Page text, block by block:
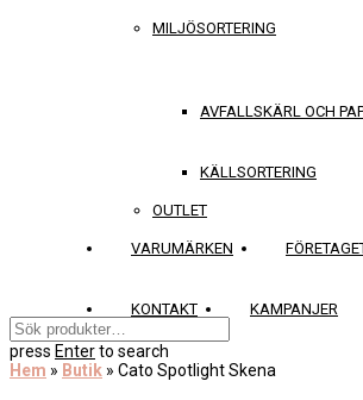
MILJÖSORTERING
AVFALLSKÄRL OCH
KÄLLSORTERING
OUTLET
VARUMÄRKEN
KONTAKT KAMPANJER
press Enterto search
Hem » Butik » Cato Spotlight Skena